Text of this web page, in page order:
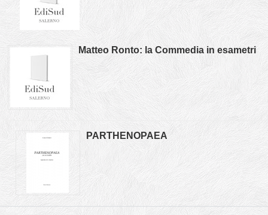
Matteo Ronto: la Commedia in esametri
PARTHENOPAEA